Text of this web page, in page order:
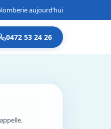
aujourd’hui
0472 53 24 26